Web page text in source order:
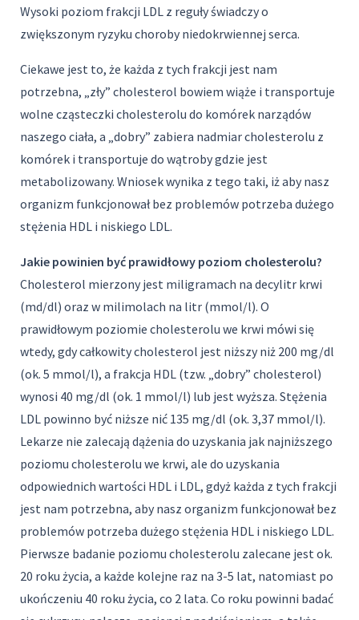
Wysoki poziom frakcji LDL z reguły świadczy o
zwiększonym ryzyku choroby niedokrwiennej serca.
Ciekawe jest to, że każda z tych frakcji jest nam
potrzebna, „zły” cholesterol bowiem wiąże i transportuje
wolne cząsteczki cholesterolu do komórek narządów
naszego ciała, a „dobry” zabiera nadmiar cholesterolu z
komórek i transportuje do wątroby gdzie jest
metabolizowany. Wniosek wynika z tego taki, iż aby nasz
organizm funkcjonował bez problemów potrzeba dużego
stężenia HDL i niskiego LDL.
Jakie powinien być prawidłowy poziom cholesterolu?
Cholesterol mierzony jest miligramach na decylitr krwi
(md/dl) oraz w milimolach na litr (mmol/l). O
prawidłowym poziomie cholesterolu we krwi mówi się
wtedy, gdy całkowity cholesterol jest niższy niż 200 mg/dl
(ok. 5 mmol/l), a frakcja HDL (tzw. „dobry” cholesterol)
wynosi 40 mg/dl (ok. 1 mmol/l) lub jest wyższa. Stężenia
LDL powinno być niższe nić 135 mg/dl (ok. 3,37 mmol/l).
Lekarze nie zalecają dążenia do uzyskania jak najniższego
poziomu cholesterolu we krwi, ale do uzyskania
odpowiednich wartości HDL i LDL, gdyż każda z tych frakcji
jest nam potrzebna, aby nasz organizm funkcjonował bez
problemów potrzeba dużego stężenia HDL i niskiego LDL.
Pierwsze badanie poziomu cholesterolu zalecane jest ok.
20 roku życia, a każde kolejne raz na 3-5 lat, natomiast po
ukończeniu 40 roku życia, co 2 lata. Co roku powinni badać